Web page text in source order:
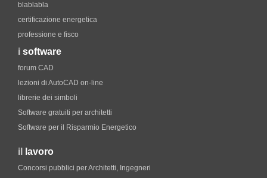
blablabla
certificazione energetica
professione e fisco
i software
forum CAD
lezioni di AutoCAD on-line
librerie dei simboli
Software gratuiti per architetti
Software per il Risparmio Energetico
il lavoro
Concorsi pubblici per Architetti, Ingegneri